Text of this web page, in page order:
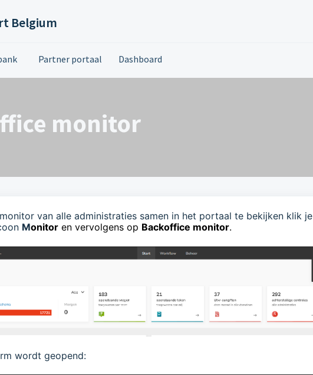
Belgium
Partner portaal Dashboard
monitor
van alle administraties samen in het portaal te bekijken klik je
Monitor en vervolgens op Backoffice monitor.
wordt geopend: